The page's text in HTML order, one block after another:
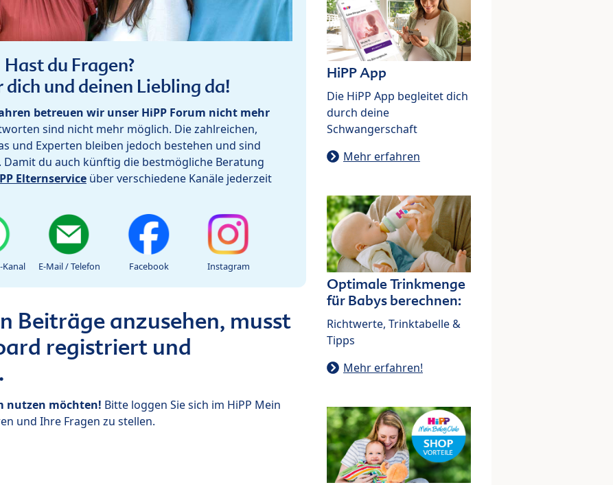
Hast du Fragen?
und deinen Liebling da!
betreuen wir unser HiPP Forum nicht mehr
sind nicht mehr möglich. Die zahlreichen,
und Experten bleiben jedoch bestehen und sind
du auch künftig die bestmögliche Beratung
Elternservice über verschiedene Kanäle jederzeit
E-Mail / Telefon Facebook Instagram
Beiträge anzusehen, musst
registriert und
nutzen möchten! Bitte loggen Sie sich im HiPP Mein
und Ihre Fragen zu stellen.
HiPP App
Die HiPP App begleitet dich
durch deine
Schwangerschaft
Mehr erfahren
Optimale Trinkmenge
für Babys berechnen:
Richtwerte, Trinktabelle &
Tipps
Mehr erfahren!